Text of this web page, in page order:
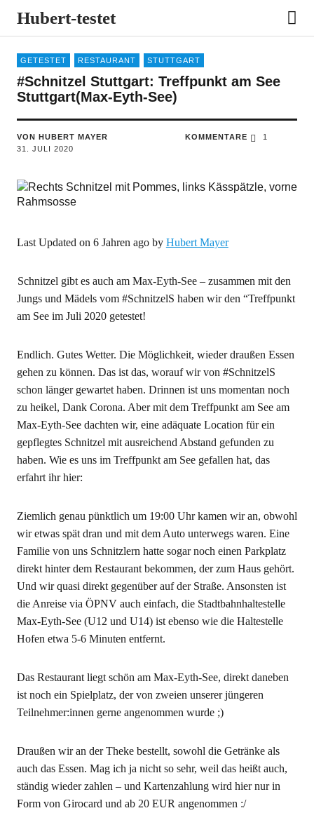
Hubert-testet
GETESTET RESTAURANT STUTTGART
#Schnitzel Stuttgart: Treffpunkt am See
Stuttgart(Max-Eyth-See)
VON HUBERT MAYER
31. JULI 2020
KOMMENTARE 1
Last Updated on 6 Jahren ago by Hubert Mayer
Schnitzel gibt es auch am Max-Eyth-See – zusammen mit den
Jungs und Mädels vom #SchnitzelS haben wir den “Treffpunkt
am See im Juli 2020 getestet!
Endlich. Gutes Wetter. Die Möglichkeit, wieder draußen Essen
gehen zu können. Das ist das, worauf wir von #SchnitzelS
schon länger gewartet haben. Drinnen ist uns momentan noch
zu heikel, Dank Corona. Aber mit dem Treffpunkt am See am
Max-Eyth-See dachten wir, eine adäquate Location für ein
gepflegtes Schnitzel mit ausreichend Abstand gefunden zu
haben. Wie es uns im Treffpunkt am See gefallen hat, das
erfahrt ihr hier:
Ziemlich genau pünktlich um 19:00 Uhr kamen wir an, obwohl
wir etwas spät dran und mit dem Auto unterwegs waren. Eine
Familie von uns Schnitzlern hatte sogar noch einen Parkplatz
direkt hinter dem Restaurant bekommen, der zum Haus gehört.
Und wir quasi direkt gegenüber auf der Straße. Ansonsten ist
die Anreise via ÖPNV auch einfach, die Stadtbahnhaltestelle
Max-Eyth-See (U12 und U14) ist ebenso wie die Haltestelle
Hofen etwa 5-6 Minuten entfernt.
Das Restaurant liegt schön am Max-Eyth-See, direkt daneben
ist noch ein Spielplatz, der von zweien unserer jüngeren
Teilnehmer:innen gerne angenommen wurde ;)
Draußen wir an der Theke bestellt, sowohl die Getränke als
auch das Essen. Mag ich ja nicht so sehr, weil das heißt auch,
ständig wieder zahlen – und Kartenzahlung wird hier nur in
Form von Girocard und ab 20 EUR angenommen :/